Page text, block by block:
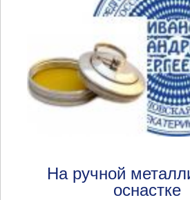
На ручной
оснастке